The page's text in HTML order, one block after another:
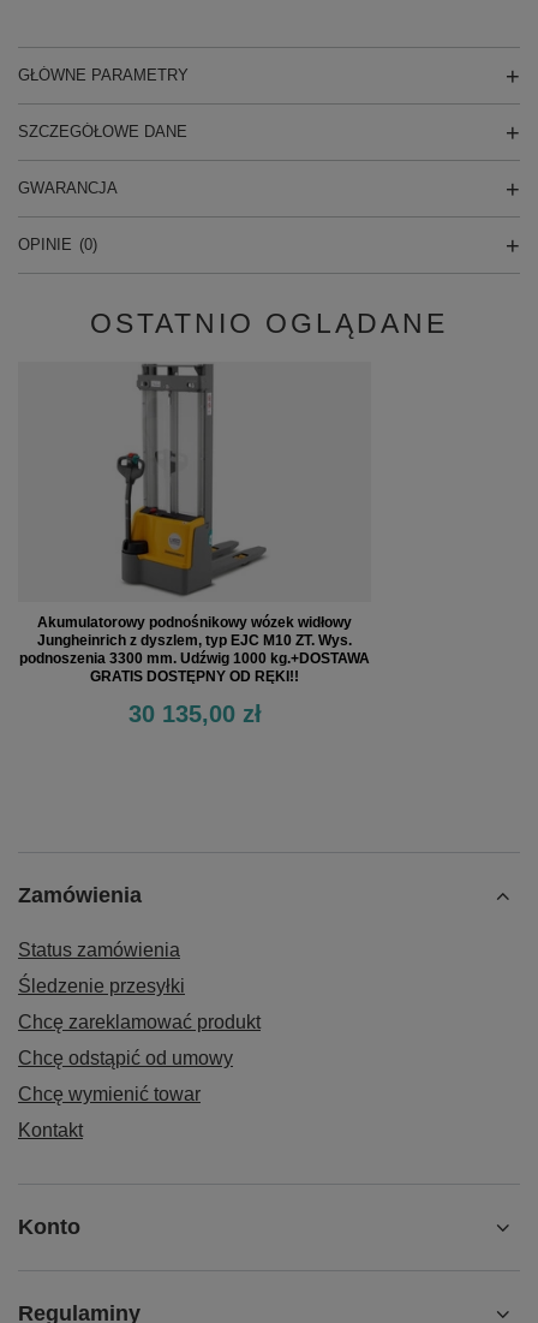
GŁÓWNE PARAMETRY
SZCZEGÓŁOWE DANE
GWARANCJA
OPINIE (0)
OSTATNIO OGLĄDANE
Akumulatorowy podnośnikowy wózek widłowy
Jungheinrich z dyszlem, typ EJC M10 ZT. Wys.
podnoszenia 3300 mm. Udźwig 1000 kg.+DOSTAWA
GRATIS DOSTĘPNY OD RĘKI!!
30 135,00 zł
Zamówienia
Status zamówienia
Śledzenie przesyłki
Chcę zareklamować produkt
Chcę odstąpić od umowy
Chcę wymienić towar
Kontakt
Konto
Regulaminy